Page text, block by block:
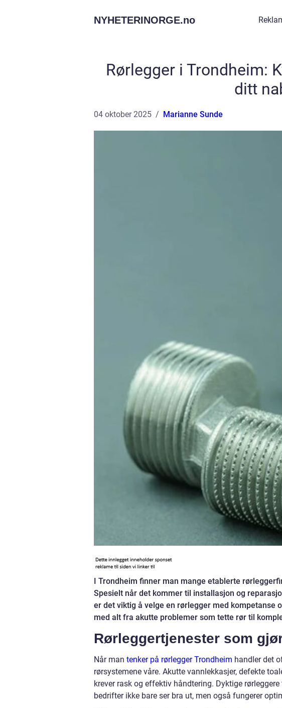
NYHETERINORGE.no
Rørlegger i Trondheim:
ditt
04 oktober 2025 Marianne Sunde
I Trondheim finner man mange etablerte
Spesielt når det kommer til installasjon og
er det viktig å velge en rørlegger med kompetanse
med alt fra akutte problemer som tette rør til
Rørleggertjenester som
Når man tenker på rørlegger Trondheim handler det
rørsystemene våre. Akutte vannlekkasjer, defekte
krever rask og effektiv håndtering. Dyktige
bedrifter ikke bare ser bra ut, men også fungerer